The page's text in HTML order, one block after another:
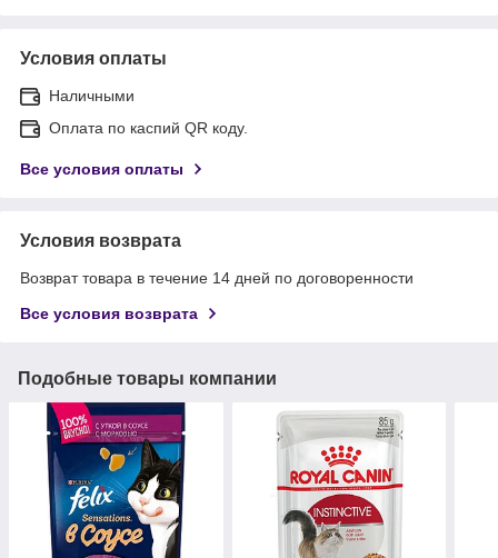
Условия оплаты
Наличными
Оплата по каспий QR коду.
Все условия оплаты
Условия возврата
Возврат товара в течение 14 дней по договоренности
Все условия возврата
Подобные товары компании